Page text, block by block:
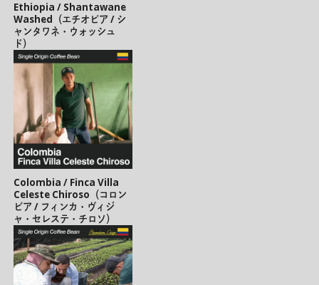
Ethiopia / Shantawane
Washed（エチオピア / シ
ャンタワネ・ウォッシュ
ド）
Colombia / Finca Villa
Celeste Chiroso（コロン
ビア / フィンカ・ヴィジ
ャ・セレステ・チロソ）